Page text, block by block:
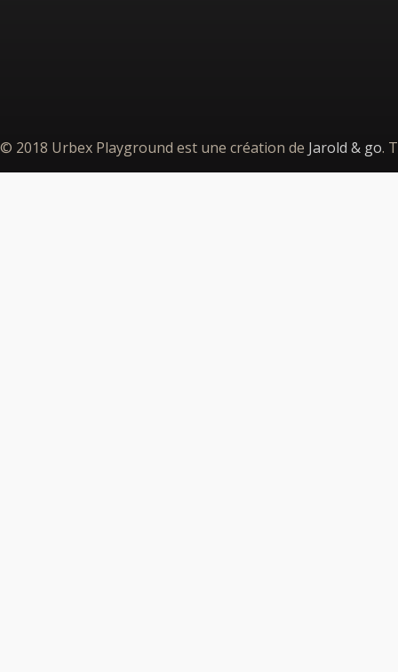
© 2018 Urbex Playground est une création de Jarold & go.